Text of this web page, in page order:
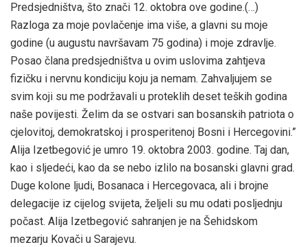
Predsjedništva, što znači 12. oktobra ove godine.(…)
Razloga za moje povlačenje ima više, a glavni su moje
godine (u augustu navršavam 75 godina) i moje zdravlje.
Posao člana predsjedništva u ovim uslovima zahtjeva
fizičku i nervnu kondiciju koju ja nemam. Zahvaljujem se
svim koji su me podržavali u proteklih deset teških godina
naše povijesti. Želim da se ostvari san bosanskih patriota o
cjelovitoj, demokratskoj i prosperitenoj Bosni i Hercegovini.”
Alija Izetbegović je umro 19. oktobra 2003. godine. Taj dan,
kao i sljedeći, kao da se nebo izlilo na bosanski glavni grad.
Duge kolone ljudi, Bosanaca i Hercegovaca, ali i brojne
delegacije iz cijelog svijeta, željeli su mu odati posljednju
počast. Alija Izetbegović sahranjen je na Šehidskom
mezarju Kovači u Sarajevu.